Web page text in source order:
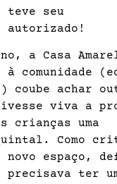
teve seu
autorizado!
a Casa
comunidade
coube achar
viva a
crianças uma
Como
novo espaço,
precisava ter